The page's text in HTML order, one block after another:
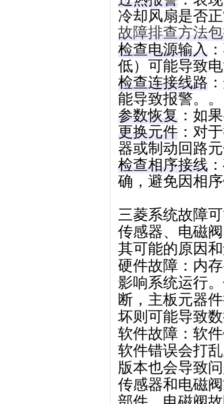
冷却风扇是否
故障排查方法
检查电源输入
低）可能导致
检查连接线路
能导致报警。。
参数恢复 ：如
更换元件 ：对
器或制动回路
检查相序接线
确，避免因相
三菱系统故障
传感器、电磁
其可能的原因
硬件故障 ：内
影响系统运行
断，主板元器
坏则可能导致
软件故障 ：软
软件错误会打
版本也会导致
传感器和电磁